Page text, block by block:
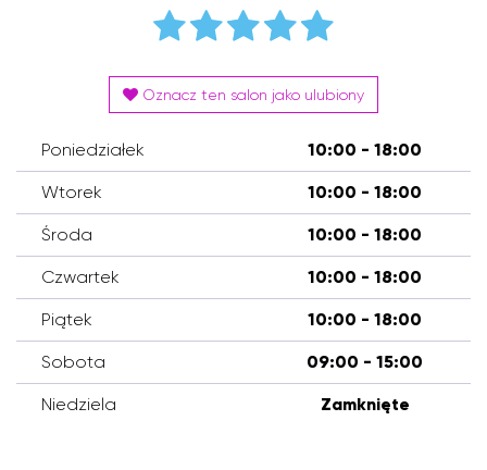
Oznacz ten salon jako ulubiony
Poniedziałek 10:00 - 18:00
Wtorek 10:00 - 18:00
Środa 10:00 - 18:00
Czwartek 10:00 - 18:00
Piątek 10:00 - 18:00
Sobota 09:00 - 15:00
Niedziela Zamknięte